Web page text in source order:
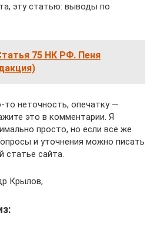
эту статью: выводы по
75 НК РФ. Пеня
то неточность, опечатку —
это в комментарии. Я
просто, но если всё же
и уточнения можно писать
статье сайта.
Крылов,